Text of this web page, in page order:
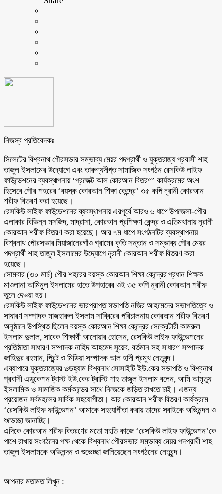
নিজস্ব প্রতিবেদকঃ
সিলেটের বিশ্বনাথ পৌরসভার সম্ভাব্য মেয়র পদপ্রার্থী ও যুক্তরাজ্য প্রবাসী শাহ
তাজুল ইসলামের উদ্যোগে এবং তারুণ্যদীপ্ত সামাজিক সংগঠন রেসকিউ লাইফ
ফাউন্ডেশনের ব্যবস্থাপনায় ‘প্রজেক্ট আল কোরআন বিতরণ’ কার্যক্রমের অংশ
হিসেবে পৌর শহরের ‘বয়স্ক কোরআন শিক্ষা কেন্দ্রে’ ৩৫ কপি নূরানী কোরআন
শরীফ বিতরণ করা হয়েছে।
রেসকিউ লাইফ ফাউন্ডেশনের ব্যবস্থাপনায় এরপূর্বে আরও ৬ ধাপে উপজেলা-পৌর
এলাকার বিভিন্ন মসজিদ, মাদ্রাসা, কোরআন প্রশিক্ষণ কেন্দ্র ও এতিমখানায় নূরানী
কোরআন শরীফ বিতরণ করা হয়েছে। আর ৭ম ধাপে সংগঠনটির ব্যবস্থাপনায়
বিশ্বনাথ পৌরসভার মিয়াজানেরগাঁও গ্রামের কৃতি সন্তান ও সম্ভাব্য পৌর মেয়র
পদপ্রার্থী শাহ তাজুল ইসলামের উদ্যোগে নূরানী কোরআন শরীফ বিতরণ করা
হয়েছে।
সোমবার (৩০ মার্চ) পৌর শহরের বয়স্ক কোরআন শিক্ষা কেন্দ্রের প্রধান শিক্ষক
মাওলানা আমিনুল ইসলামের হাতে উপহারের ওই ৩৫ কপি নূরানী কোরআন শরীফ
তুলে দেওয়া হয়।
রেসকিউ লাইফ ফাউন্ডেশনের ভারপ্রাপ্ত সভাপতি নজির আহমেদের সভাপতিত্বে ও
সাধারণ সম্পাদক মাজহারুল ইসলাম সাব্বিরের পরিচালনায় কোরআন শরীফ বিতরণ
অনুষ্ঠানে উপস্থিত ছিলেন বয়স্ক কোরআন শিক্ষা কেন্দ্রের সেক্রেটারী কামরুল
ইসলাম দুলাল, সাবেক শিক্ষার্থী আনোয়ার হোসেন, রেসকিউ লাইফ ফাউন্ডেশনের
প্রতিষ্ঠাতা সাধারণ সম্পাদক নাহিদ আহমেদ সুয়েব, বর্তমান সহ সাধারণ সম্পাদক
জাহিদুর রহমান, প্রিন্ট ও মিডিয়া সম্পাদক আল হাদী প্রমুখ নেতৃবৃন্দ।
এব্যাপারে যুক্তরাজ্যের ওল্ডহ্যাম বিশ্বনাথ সোসাইটি ইউ.কের সভাপতি ও বিশ্বনাথ
প্রবাসী এডুকেশন ট্রাস্ট ইউ.কের ট্রাস্টি শাহ তাজুল ইসলাম বলেন, আমি আমৃত্যু
ইসলামিক ও সামাজিক কর্মকান্ডের সাথে নিজেকে জড়িত রাখতে চাই। এজন্য
প্রয়োজন সর্বমহলের সার্বিক সহযোগীতা। আর কোরআন শরীফ বিতরণ কার্যক্রমে
‘রেসকিউ লাইফ ফাউন্ডেশন’ আমাকে সহযোগীতা করায় তাদের সবাইকে অভিনন্দন ও
শুভেচ্ছা জানাচ্ছি।
এদিকে কোরআন শরীফ বিতরণের মতো মহতি কাজে ‘রেসকিউ লাইফ ফাউন্ডেশন’কে
পাশে রাখায় সংগঠনের পক্ষ থেকে বিশ্বনাথ পৌরসভার সম্ভাব্য মেয়র পদপ্রার্থী শাহ
তাজুল ইসলামকে অভিনন্দন ও শুভেচ্ছা জানিয়েছেন সংগঠনের নেতৃবৃন্দ।
আপনার মতামত লিখুন :